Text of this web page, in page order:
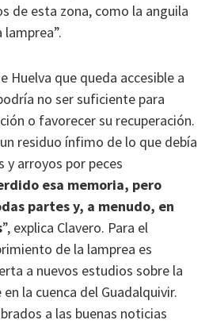
de esta zona, como la anguila
Huelva que queda accesible a
no ser suficiente para
o favorecer su recuperación.
residuo ínfimo de lo que debía
y arroyos por peces
esa memoria, pero
partes y, a menudo, en
”, explica Clavero. Para el
de la lamprea es
a nuevos estudios sobre la
la cuenca del Guadalquivir.
a las buenas noticias